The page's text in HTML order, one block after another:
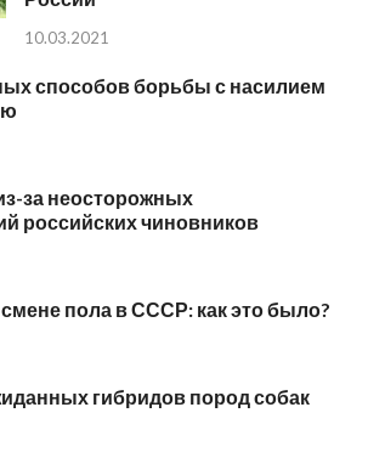
10.03.2021
способов борьбы с насилием
за неосторожных
российских чиновников
пола в СССР: как это было?
гибридов пород собак